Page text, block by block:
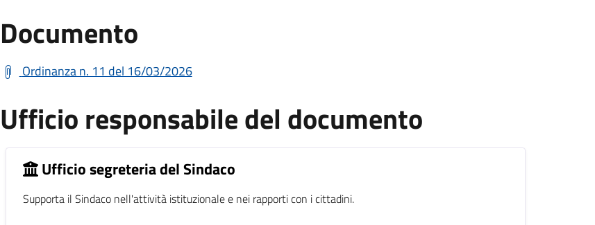
Documento
Ordinanza n. 11 del 16/03/2026
Ufficio responsabile del documento
Ufficio segreteria del Sindaco
Supporta il Sindaco nell'attività istituzionale e nei rapporti con i cittadini.